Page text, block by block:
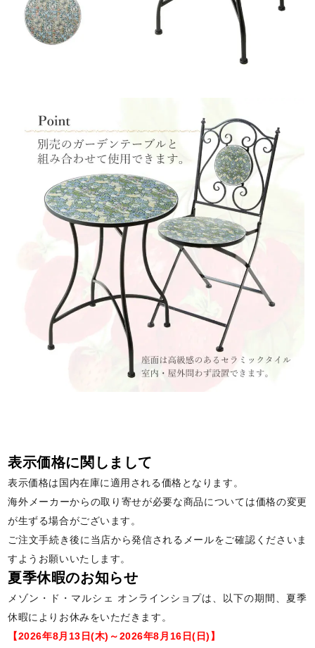
表示価格に関しまして
表示価格は国内在庫に適用される価格となります。
海外メーカーからの取り寄せが必要な商品については価格の変更
が生ずる場合がございます。
ご注文手続き後に当店から発信されるメールをご確認くださいま
すようお願いいたします。
夏季休暇のお知らせ
メゾン・ド・マルシェ オンラインショプは、以下の期間、夏季
休暇によりお休みをいただきます。
【2026年8月13日(木)～2026年8月16日(日)】